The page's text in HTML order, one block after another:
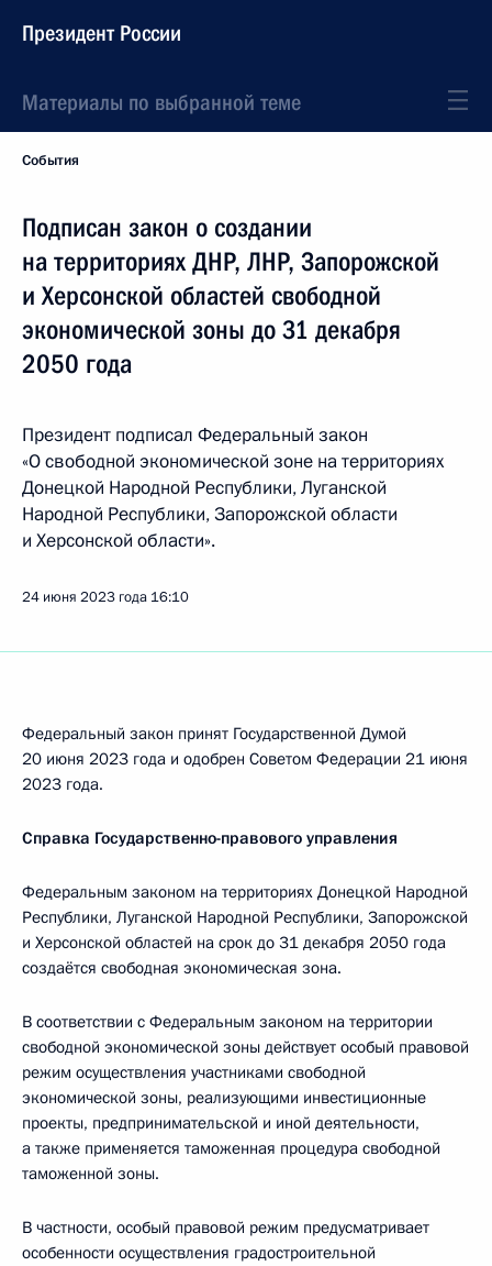
Президент России
Материалы по выбранной теме
События
Подписан закон о создании
на территориях ДНР, ЛНР, Запорожской
и Херсонской областей свободной
экономической зоны до 31 декабря
2050 года
Президент подписал Федеральный закон
«О свободной экономической зоне на территориях
Донецкой Народной Республики, Луганской
Народной Республики, Запорожской области
и Херсонской области».
24 июня 2023 года 16:10
Федеральный закон принят Государственной Думой
20 июня 2023 года и одобрен Советом Федерации 21 июня
2023 года.
Справка Государственно-правового управления
Федеральным законом на территориях Донецкой Народной
Республики, Луганской Народной Республики, Запорожской
и Херсонской областей на срок до 31 декабря 2050 года
создаётся свободная экономическая зона.
В соответствии с Федеральным законом на территории
свободной экономической зоны действует особый правовой
режим осуществления участниками свободной
экономической зоны, реализующими инвестиционные
проекты, предпринимательской и иной деятельности,
а также применяется таможенная процедура свободной
таможенной зоны.
В частности, особый правовой режим предусматривает
особенности осуществления градостроительной